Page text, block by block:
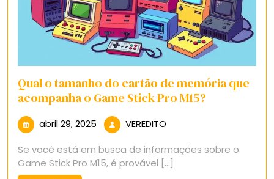
Qual o tamanho do cartão de memória que
acompanha o Game Stick Pro M15?
abril 29, 2025 abril
2025
VEREDITO
Se você está em busca de informações sobre o
Game Stick Pro M15, é provável [...]